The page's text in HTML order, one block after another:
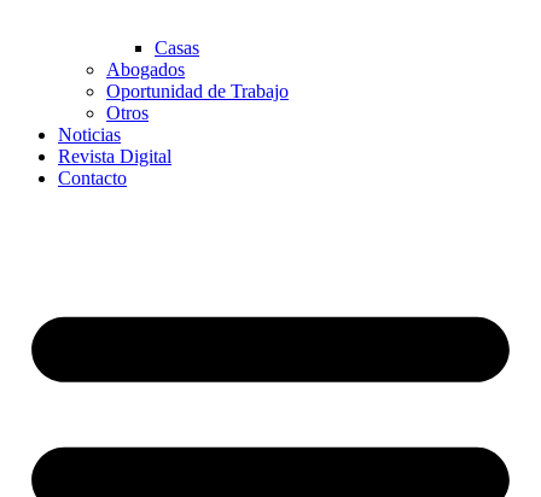
Casas
Abogados
Oportunidad de Trabajo
Otros
Noticias
Revista Digital
Contacto